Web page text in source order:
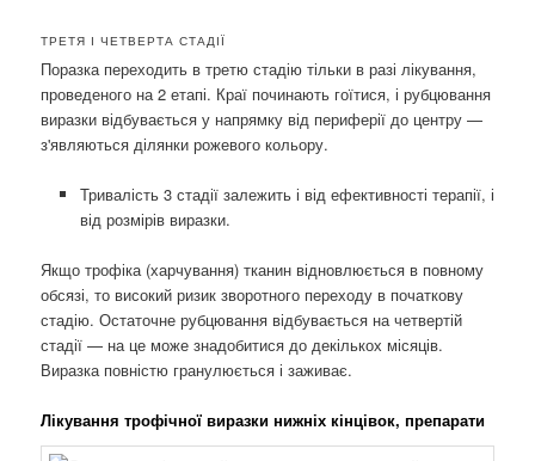
ТРЕТЯ І ЧЕТВЕРТА СТАДІЇ
Поразка переходить в третю стадію тільки в разі лікування,
проведеного на 2 етапі. Краї починають гоїтися, і рубцювання
виразки відбувається у напрямку від периферії до центру —
з'являються ділянки рожевого кольору.
Тривалість 3 стадії залежить і від ефективності терапії, і
від розмірів виразки.
Якщо трофіка (харчування) тканин відновлюється в повному
обсязі, то високий ризик зворотного переходу в початкову
стадію. Остаточне рубцювання відбувається на четвертій
стадії — на це може знадобитися до декількох місяців.
Виразка повністю гранулюється і заживає.
Лікування трофічної виразки нижніх кінцівок, препарати